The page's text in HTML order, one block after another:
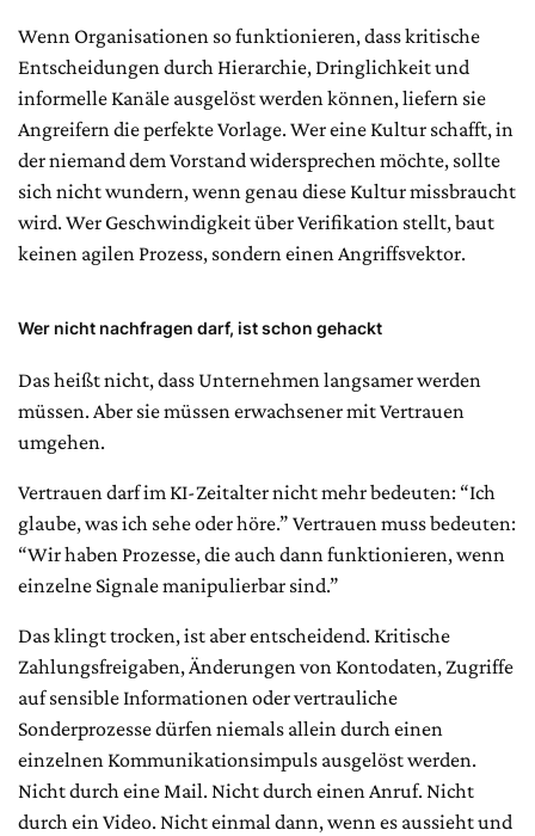
Wenn Organisationen so funktionieren, dass kritische
Entscheidungen durch Hierarchie, Dringlichkeit und
informelle Kanäle ausgelöst werden können, liefern sie
Angreifern die perfekte Vorlage. Wer eine Kultur schafft, in
der niemand dem Vorstand widersprechen möchte, sollte
sich nicht wundern, wenn genau diese Kultur missbraucht
wird. Wer Geschwindigkeit über Verifikation stellt, baut
keinen agilen Prozess, sondern einen Angriffsvektor.
Wer nicht nachfragen darf, ist schon gehackt
Das heißt nicht, dass Unternehmen langsamer werden
müssen. Aber sie müssen erwachsener mit Vertrauen
umgehen.
Vertrauen darf im KI-Zeitalter nicht mehr bedeuten: “Ich
glaube, was ich sehe oder höre.” Vertrauen muss bedeuten:
“Wir haben Prozesse, die auch dann funktionieren, wenn
einzelne Signale manipulierbar sind.”
Das klingt trocken, ist aber entscheidend. Kritische
Zahlungsfreigaben, Änderungen von Kontodaten, Zugriffe
auf sensible Informationen oder vertrauliche
Sonderprozesse dürfen niemals allein durch einen
einzelnen Kommunikationsimpuls ausgelöst werden.
Nicht durch eine Mail. Nicht durch einen Anruf. Nicht
durch ein Video. Nicht einmal dann, wenn es aussieht und